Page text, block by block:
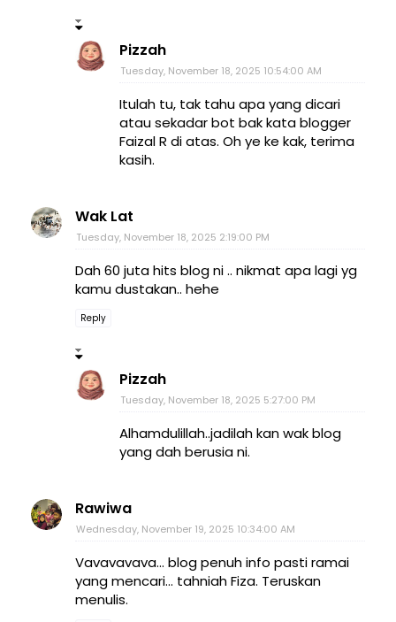
Pizzah
Tuesday, November 18, 2025 10:54:00 AM
Itulah tu, tak tahu apa yang dicari
atau sekadar bot bak kata blogger
Faizal R di atas. Oh ye ke kak, terima
kasih.
Wak Lat
Tuesday, November 18, 2025 2:19:00 PM
Dah 60 juta hits blog ni .. nikmat apa lagi yg
kamu dustakan.. hehe
Reply
Pizzah
Tuesday, November 18, 2025 5:27:00 PM
Alhamdulillah..jadilah kan wak blog
yang dah berusia ni.
Rawiwa
Wednesday, November 19, 2025 10:34:00 AM
Vavavavava... blog penuh info pasti ramai
yang mencari... tahniah Fiza. Teruskan
menulis.